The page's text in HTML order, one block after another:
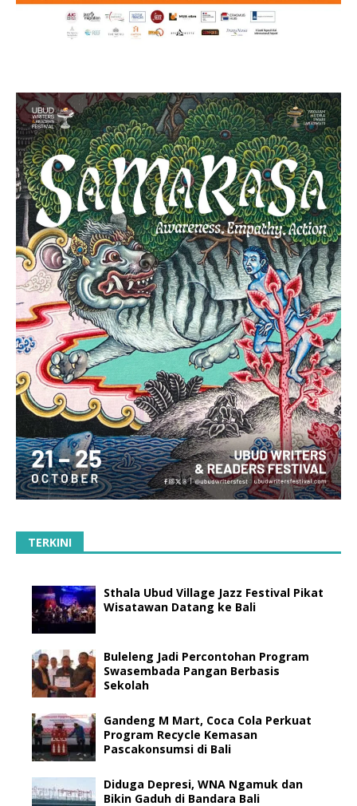
TERKINI
Sthala Ubud Village Jazz Festival Pikat
Wisatawan Datang ke Bali
Buleleng Jadi Percontohan Program
Swasembada Pangan Berbasis
Sekolah
Gandeng M Mart, Coca Cola Perkuat
Program Recycle Kemasan
Pascakonsumsi di Bali
Diduga Depresi, WNA Ngamuk dan
Bikin Gaduh di Bandara Bali